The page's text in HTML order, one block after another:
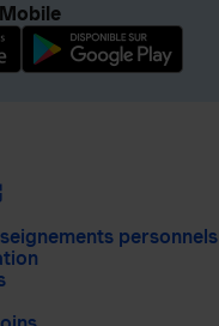
personnels